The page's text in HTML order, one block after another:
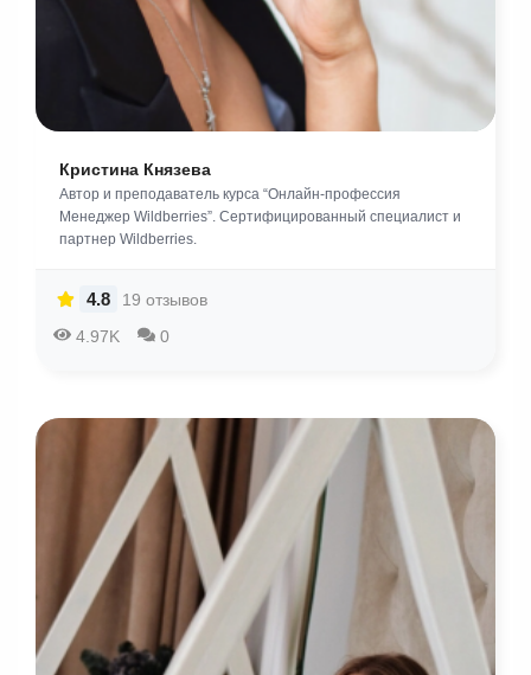
Кристина Князева
Автор и преподаватель курса “Онлайн-профессия
Менеджер Wildberries”. Сертифицированный специалист и
партнер Wildberries.
4.97K 0
4.8 19 отзывов